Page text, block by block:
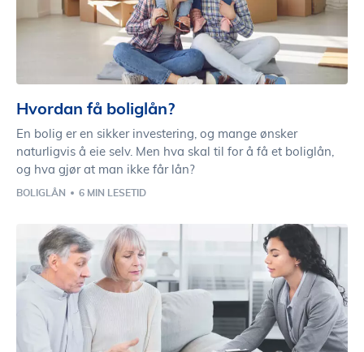
Hvordan få boliglån?
En bolig er en sikker investering, og mange ønsker
naturligvis å eie selv. Men hva skal til for å få et boliglån,
og hva gjør at man ikke får lån?
BOLIGLÅN 6 MIN LESETID